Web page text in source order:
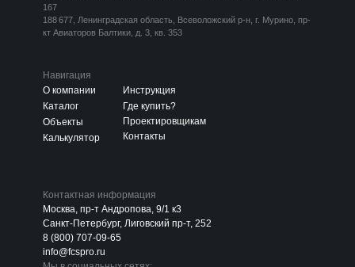
Навигация
О компании
Каталог
Объекты
Калькулятор
Инструкция
Где купить?
Проектировщикам
Контакты
Контактная информация
Москва, пр-т Андропова, 9/1 к3
Санкт-Петербург, Лиговский пр-т, 252
8 (800) 707-09-65
info@fcspro.ru
167
188 677, Ленинградская область, Всеволожский р-н, г. Мурино, пр-
кт Авиаторов Балтики, д. 3, кв. 353